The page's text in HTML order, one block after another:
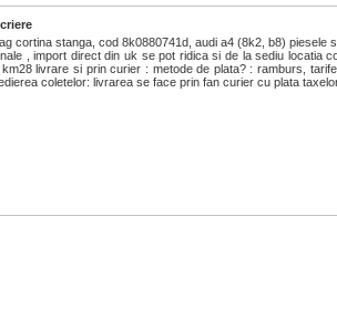
cortina stanga, cod 8k0880741d, audi a4 (8k2, b8) piesele
, import direct din uk se pot ridica si de la sediu locatia
livrare si prin curier : metode de plata? : ramburs,
coletelor: livrarea se face prin fan curier cu plata